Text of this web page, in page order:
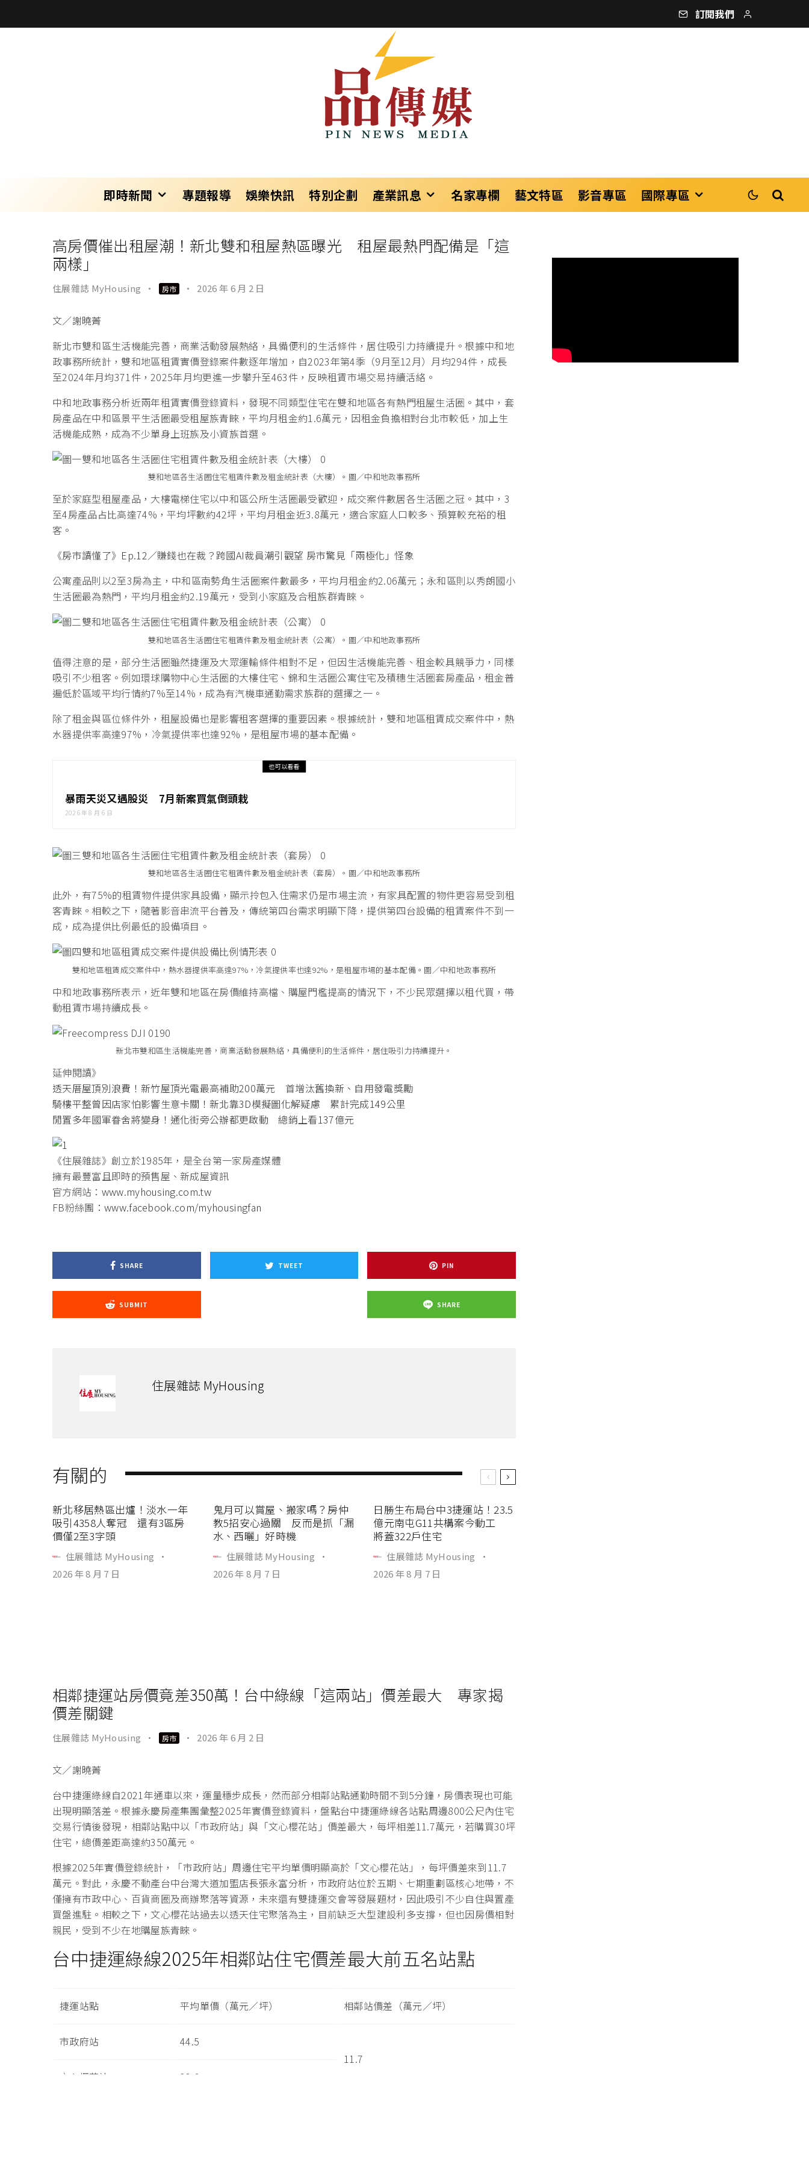
訂閱我們
即時新聞 專題報導 娛樂快訊 特別企劃 產業訊息 名家專欄 藝文特區 影音專區 國際專區
高房價催出租屋潮！新北雙和租屋熱區曝光 租屋最熱門配備是「這
兩樣」
住展雜誌 MyHousing · 房市 · 2026 年 6 月 2 日
文／謝曉菁
新北市雙和區生活機能完善，商業活動發展熱絡，具備便利的生活條件，居住吸引力持續提升。根據中和地
政事務所統計，雙和地區租賃實價登錄案件數逐年增加，自2023年第4季（9月至12月）月均294件，成長
至2024年月均371件，2025年月均更進一步攀升至463件，反映租賃市場交易持續活絡。
中和地政事務分析近兩年租賃實價登錄資料，發現不同類型住宅在雙和地區各有熱門租屋生活圈。其中，套
房產品在中和區景平生活圈最受租屋族青睞，平均月租金約1.6萬元，因租金負擔相對台北市較低，加上生
活機能成熟，成為不少單身上班族及小資族首選。
雙和地區各生活圈住宅租賃件數及租金統計表（大樓）。圖／中和地政事務所
至於家庭型租屋產品，大樓電梯住宅以中和區公所生活圈最受歡迎，成交案件數居各生活圈之冠。其中，3
至4房產品占比高達74%，平均坪數約42坪，平均月租金近3.8萬元，適合家庭人口較多、預算較充裕的租
客。
《房市讀懂了》Ep.12／賺錢也在裁？跨國AI裁員潮引觀望 房市驚見「兩極化」怪象
公寓產品則以2至3房為主，中和區南勢角生活圈案件數最多，平均月租金約2.06萬元；永和區則以秀朗國小
生活圈最為熱門，平均月租金約2.19萬元，受到小家庭及合租族群青睞。
雙和地區各生活圈住宅租賃件數及租金統計表（公寓）。圖／中和地政事務所
值得注意的是，部分生活圈雖然捷運及大眾運輸條件相對不足，但因生活機能完善、租金較具競爭力，同樣
吸引不少租客。例如環球購物中心生活圈的大樓住宅、錦和生活圈公寓住宅及積穗生活圈套房產品，租金普
遍低於區域平均行情約7%至14%，成為有汽機車通勤需求族群的選擇之一。
除了租金與區位條件外，租屋設備也是影響租客選擇的重要因素。根據統計，雙和地區租賃成交案件中，熱
水器提供率高達97%，冷氣提供率也達92%，是租屋市場的基本配備。
也可以看看
暴雨天災又遇股災 7月新案買氣倒頭栽
2026 年 8 月 6 日
雙和地區各生活圈住宅租賃件數及租金統計表（套房）。圖／中和地政事務所
此外，有75%的租賃物件提供家具設備，顯示拎包入住需求仍是市場主流，有家具配置的物件更容易受到租
客青睞。相較之下，隨著影音串流平台普及，傳統第四台需求明顯下降，提供第四台設備的租賃案件不到一
成，成為提供比例最低的設備項目。
雙和地區租賃成交案件中，熱水器提供率高達97%，冷氣提供率也達92%，是租屋市場的基本配備。圖／中和地政事務所
中和地政事務所表示，近年雙和地區在房價維持高檔、購屋門檻提高的情況下，不少民眾選擇以租代買，帶
動租賃市場持續成長。
新北市雙和區生活機能完善，商業活動發展熱絡，具備便利的生活條件，居住吸引力持續提升。
延伸閱讀》
透天厝屋頂別浪費！新竹屋頂光電最高補助200萬元 首增汰舊換新、自用發電獎勵
騎樓平整曾因店家怕影響生意卡關！新北靠3D模擬圖化解疑慮 累計完成149公里
閒置多年國軍眷舍將變身！通化街旁公辦都更啟動 總銷上看137億元
《住展雜誌》創立於1985年，是全台第一家房產媒體
擁有最豐富且即時的預售屋、新成屋資訊
官方網站： www.myhousing.com.tw
FB粉絲團： www.facebook.com/myhousingfan
SHARE TWEET PIN
SUBMIT SHARE
住展雜誌 MyHousing
有關的
新北移居熱區出爐！淡水一年
吸引4358人奪冠 還有3區房
價僅2至3字頭
住展雜誌 MyHousing
·
2026 年 8 月 7 日
鬼月可以賞屋、搬家嗎？房仲
教5招安心過關 反而是抓「漏
水、西曬」好時機
住展雜誌 MyHousing
·
2026 年 8 月 7 日
日勝生布局台中3捷運站！23.5
億元南屯G11共構案今動工
將蓋322戶住宅
住展雜誌 MyHousing
·
2026 年 8 月 7 日
相鄰捷運站房價竟差350萬！台中綠線「這兩站」價差最大 專家揭
價差關鍵
住展雜誌 MyHousing · 房市 · 2026 年 6 月 2 日
文／謝曉菁
台中捷運綠線自2021年通車以來，運量穩步成長，然而部分相鄰站點通勤時間不到5分鐘，房價表現也可能
出現明顯落差。根據永慶房產集團彙整2025年實價登錄資料，盤點台中捷運綠線各站點周邊800公尺內住宅
交易行情後發現，相鄰站點中以「市政府站」與「文心櫻花站」價差最大，每坪相差11.7萬元，若購買30坪
住宅，總價差距高達約350萬元。
根據2025年實價登錄統計，「市政府站」周邊住宅平均單價明顯高於「文心櫻花站」，每坪價差來到11.7
萬元。對此，永慶不動產台中台灣大道加盟店長張永富分析，市政府站位於五期、七期重劃區核心地帶，不
僅擁有市政中心、百貨商圈及商辦聚落等資源，未來還有雙捷運交會等發展題材，因此吸引不少自住與置產
買盤進駐。相較之下，文心櫻花站過去以透天住宅聚落為主，目前缺乏大型建設利多支撐，但也因房價相對
親民，受到不少在地購屋族青睞。
台中捷運綠線2025年相鄰站住宅價差最大前五名站點
捷運站點 平均單價（萬元／坪） 相鄰站價差（萬元／坪）
市政府站
44.5
11.7
文心櫻花站
32.8
首頁 聯繫我們 關於我們
2022 COPYRIGHT -品傳媒版權所有